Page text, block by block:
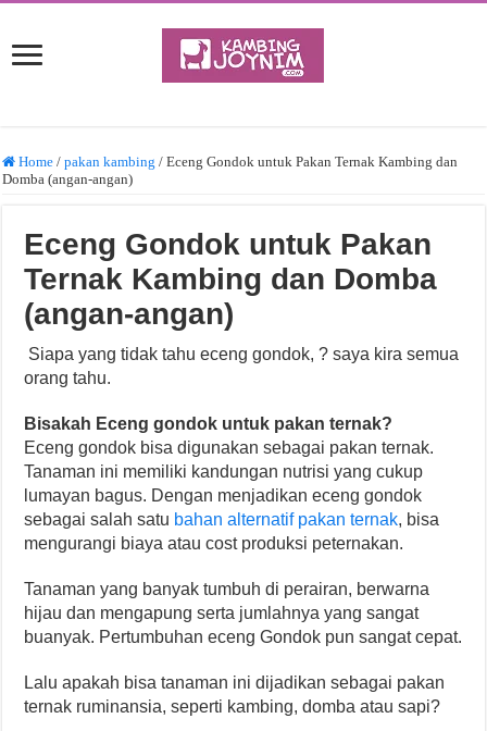
Home / pakan kambing / Eceng Gondok untuk Pakan Ternak Kambing dan
Domba (angan-angan)
Eceng Gondok untuk Pakan
Ternak Kambing dan Domba
(angan-angan)
Siapa yang tidak tahu eceng gondok, ? saya kira semua
orang tahu.
Bisakah Eceng gondok untuk pakan ternak?
Eceng gondok bisa digunakan sebagai pakan ternak.
Tanaman ini memiliki kandungan nutrisi yang cukup
lumayan bagus. Dengan menjadikan eceng gondok
sebagai salah satu bahan alternatif pakan ternak, bisa
mengurangi biaya atau cost produksi peternakan.
Tanaman yang banyak tumbuh di perairan, berwarna
hijau dan mengapung serta jumlahnya yang sangat
buanyak. Pertumbuhan eceng Gondok pun sangat cepat.
Lalu apakah bisa tanaman ini dijadikan sebagai pakan
ternak ruminansia, seperti kambing, domba atau sapi?